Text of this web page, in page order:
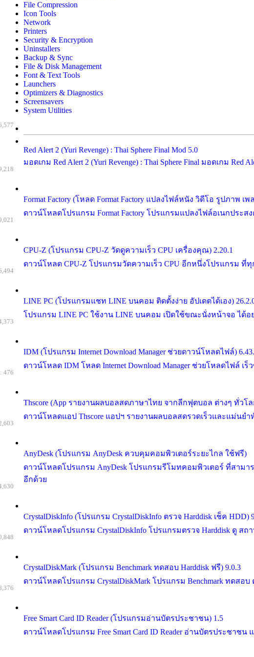
File Compression
Icon Tools
Network
Printers
Security & Encryption
Uninstallers
Backup & Sync
File & Disk Management
Font & Text Tools
Launchers
Optimizers & Diagnostics
Screensavers
System Utilities
Red Alert 2 (Yuri Revenge) : Thai Sphere Final Mod 5.0
มอดเกม Red Alert 2 (Yuri Revenge) : Thai Sphere Final มอดเกม
Format Factory (โหลด Format Factory แปลงไฟล์หนัง วิดีโอ รูปภาพ เพ
ดาวน์โหลดโปรแกรม Format Factory โปรแกรมแปลงไฟล์อเนกประ
CPU-Z (โปรแกรม CPU-Z วัดดูความเร็ว CPU เครื่องคุณ) 2.20.1
ดาวน์โหลด CPU-Z โปรแกรมวัดความเร็ว CPU อีกหนึ่งโปรแกรม ที่
LINE PC (โปรแกรมแชท LINE บนคอม ติดตั้งง่าย อัปเดตได้เอง)
โปรแกรม LINE PC ใช้งาน LINE บนคอม เปิดใช้ขณะนั่งหน้าจอ ได้
IDM (โปรแกรม Internet Download Manager ช่วยดาวน์โหลดไฟล์)
ดาวน์โหลด IDM โหลด Internet Download Manager ช่วยโหลดไฟล์
Thscore (App รายงานผลบอลสดภาษาไทย จากลีกฟุตบอล ต่างๆ ทั่วโ
ดาวน์โหลดแอป Thscore แอปฯ รายงานผลบอลสดรวดเร็วและแม่นย
476
AnyDesk (โปรแกรม AnyDesk ควบคุมคอมพิวเตอร์ระยะไกล ใช้ฟรี)
ดาวน์โหลดโปรแกรม AnyDesk โปรแกรมรีโมทคอมพิวเตอร์ ที่สา
อีกด้วย
CrystalDiskInfo (โปรแกรม CrystalDiskInfo ตรวจ Harddisk เช็ค HDD)
ดาวน์โหลดโปรแกรม CrystalDiskInfo โปรแกรมตรวจ Harddisk ดู ส
CrystalDiskMark (โปรแกรม Benchmark ทดสอบ Harddisk ฟรี) 9.0.3
ดาวน์โหลดโปรแกรม CrystalDiskMark โปรแกรม Benchmark ทดส
Free Smart Card ID Reader (โปรแกรมอ่านบัตรประชาชน) 1.5
ดาวน์โหลดโปรแกรม Free Smart Card ID Reader อ่านบัตรประชา